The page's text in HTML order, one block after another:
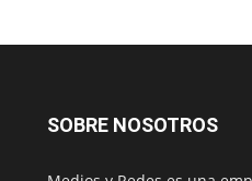
SOBRE NOSOTROS